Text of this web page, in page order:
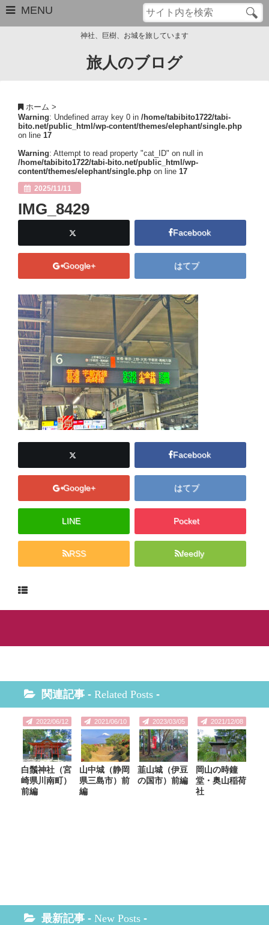
MENU
サイトマップ
Close
神社、巨樹、お城を旅しています
旅人のブログ
ホーム >
Warning: Undefined array key 0 in /home/tabibito1722/tabi-
bito.net/public_html/wp-content/themes/elephant/single.php
on line 17
Warning: Attempt to read property "cat_ID" on null in
/home/tabibito1722/tabi-bito.net/public_html/wp-
content/themes/elephant/single.php on line 17
2025/11/11
IMG_8429
Facebook
Google+ はてブ
Facebook
Google+ はてブ
LINE Pocket
RSS feedly
関連記事 - Related Posts -
2022/06/12
白鬚神社（宮
崎県川南町）
前編
2021/06/10
山中城（静岡
県三島市）前
編
2023/03/05
韮山城（伊豆
の国市）前編
2021/12/08
岡山の時鐘
堂・奥山稲荷
社
最新記事 - New Posts -